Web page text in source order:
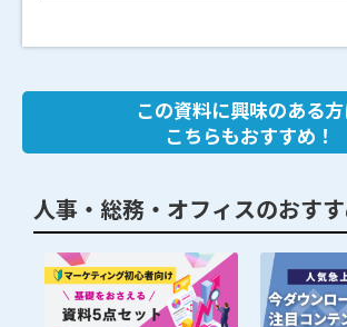
この資料に興味のある
こちらもおすすめ！
人事・総務・オフィスのおす